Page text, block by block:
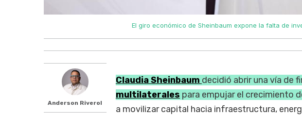
El giro económico de Sheinbaum expone la falta de
Anderson Riverol
Claudia Sheinbaum decidió abrir una vía de
multilaterales para empujar el crecimiento
a movilizar capital hacia infraestructura,